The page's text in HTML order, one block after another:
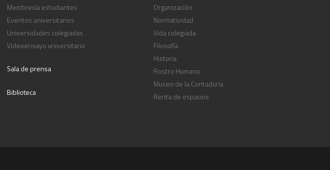
Membrecía estudiantes
Eventos universitarios
Universidades colegiadas
Videoensayo universitario
Sala de prensa
Biblioteca
Organización
Normatividad
Vida colegiada
Filosofía
Historia
Rostro Humano
Museo de la Contaduría
Renta de espacios